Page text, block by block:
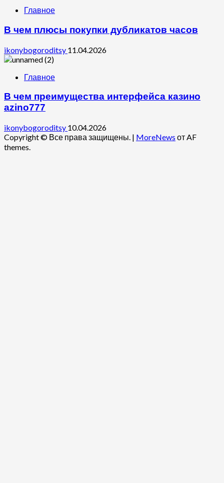
Главное
В чем плюсы покупки дубликатов часов
ikonybogoroditsy 11.04.2026
Главное
В чем преимущества интерфейса казино
azino777
ikonybogoroditsy 10.04.2026
Copyright © Все права защищены. | MoreNews от AF
themes.